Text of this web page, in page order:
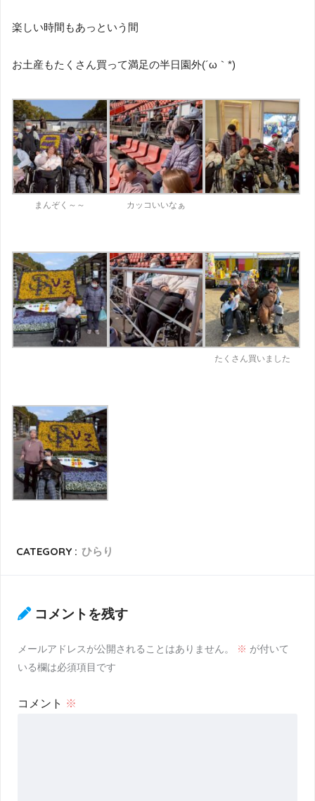
楽しい時間もあっという間
お土産もたくさん買って満足の半日園外(´ω｀ *)
まんぞく～～ カッコいいなぁ
たくさん買いました
CATEGORY : ひらり
コメントを残す
メールアドレスが公開されることはありません。 ※ が付いて
いる欄は必須項目です
コメント ※